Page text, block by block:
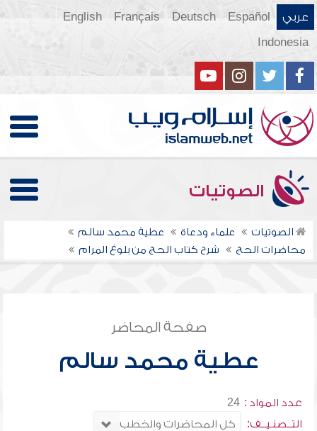
عربي Español
Deutsch
Français
English
Indonesia
الصوتيات
الصوتيات علماء ودعاة
عطية محمد سالم
محاضرات الحج
شرح كتاب الحج من بلوغ المرام
صفحة المحاضر
عطية محمد سالم
عدد المواد : 24
التــصنـيــف: